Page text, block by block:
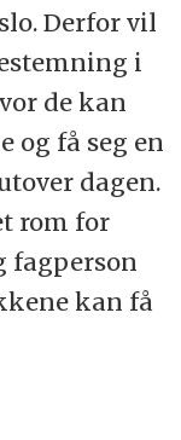
Derfor vil
i
de kan
og få seg en
dagen.
rom for
fagperson
kan få